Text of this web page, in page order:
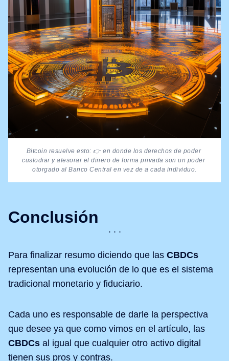
Bitcoin resuelve esto: 👉 en donde los derechos de poder
custodiar y atesorar el dinero de forma privada son un poder
otorgado al Banco Central en vez de a cada individuo.
Conclusión
Para finalizar resumo diciendo que las CBDCs
representan una evolución de lo que es el sistema
tradicional monetario y fiduciario.
Cada uno es responsable de darle la perspectiva
que desee ya que como vimos en el artículo, las
CBDCs al igual que cualquier otro activo digital
tienen sus pros y contras.